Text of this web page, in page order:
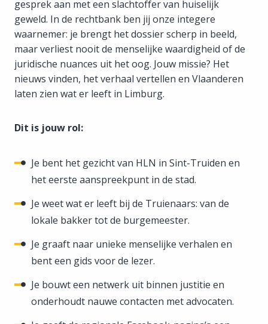
gesprek aan met een slachtoffer van huiselijk
geweld. In de rechtbank ben jij onze integere
waarnemer: je brengt het dossier scherp in beeld,
maar verliest nooit de menselijke waardigheid of de
juridische nuances uit het oog. Jouw missie? Het
nieuws vinden, het verhaal vertellen en Vlaanderen
laten zien wat er leeft in Limburg.
Dit is jouw rol:
Je bent het gezicht van HLN in Sint-Truiden en
het eerste aanspreekpunt in de stad.
Je weet wat er leeft bij de Truienaars: van de
lokale bakker tot de burgemeester.
Je graaft naar unieke menselijke verhalen en
bent een gids voor de lezer.
Je bouwt een netwerk uit binnen justitie en
onderhoudt nauwe contacten met advocaten.